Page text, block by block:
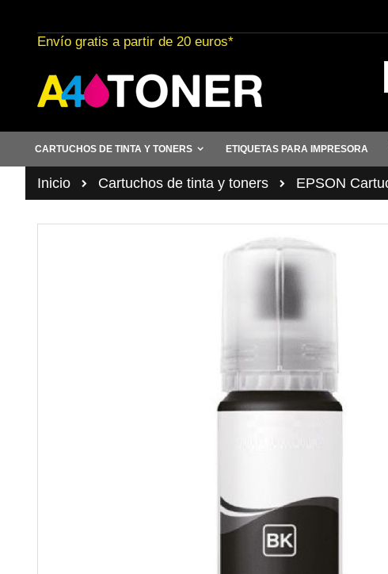
al
contenido
Envío gratis a partir de 20 euros*
CARTUCHOS DE TINTA Y TONERS ETIQUETAS PARA IMPRESORA
Inicio Cartuchos de tinta y toners EPSON